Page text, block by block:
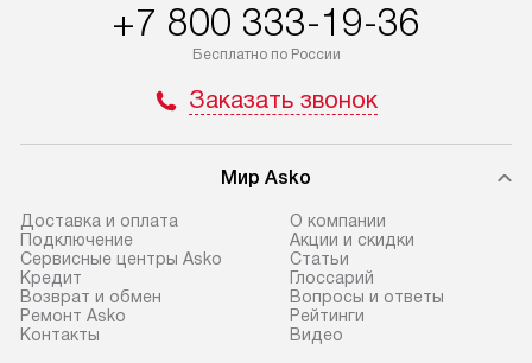
+7 800 333-19-36
Бесплатно по России
Заказать звонок
Мир Asko
Доставка и оплата
Подключение
Сервисные центры Asko
Кредит
Возврат и обмен
Ремонт Asko
Контакты
О компании
Акции и скидки
Статьи
Глоссарий
Вопросы и ответы
Рейтинги
Видео